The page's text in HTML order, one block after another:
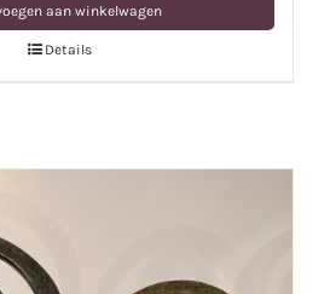
aan winkelwagen
Details